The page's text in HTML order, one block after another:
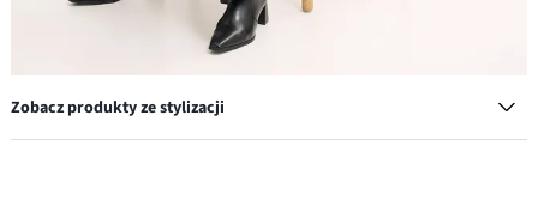
Zobacz produkty ze stylizacji